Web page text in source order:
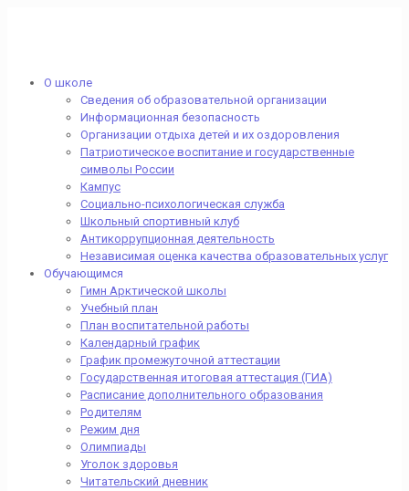
О школе
Сведения об образовательной организации
Информационная безопасность
Организации отдыха детей и их оздоровления
Патриотическое воспитание и государственные
символы России
Кампус
Социально-психологическая служба
Школьный спортивный клуб
Антикоррупционная деятельность
Независимая оценка качества образовательных услуг
Обучающимся
Гимн Арктической школы
Учебный план
План воспитательной работы
Календарный график
График промежуточной аттестации
Государственная итоговая аттестация (ГИА)
Расписание дополнительного образования
Родителям
Режим дня
Олимпиады
Уголок здоровья
Читательский дневник